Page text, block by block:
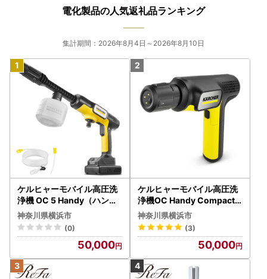
電化製品の人気返礼品ランキング
集計期間：2026年8月4日～2026年8月10日
ケルヒャーモバイル高圧洗
浄機 OC 5 Handy（ハンデ
ィジェット） APV0006
神奈川県横浜市
(0)
50,000
ケルヒャーモバイル高圧洗
浄機OC Handy Compact
（ハンディエア） APV000
7
神奈川県横浜市
(3)
50,000